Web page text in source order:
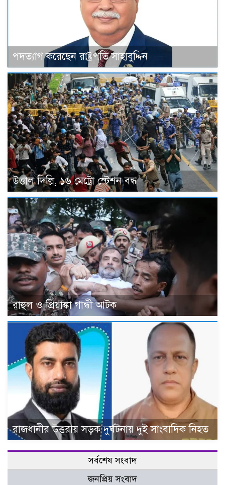
পদত্যাগ করেছেন রাষ্ট্রপতি সাহাবুদ্দিন
উত্তাল দিল্লি, ১৬ মেট্রো স্টেশন বন্ধ
রাহুল ও প্রিয়াঙ্কা গান্ধী আটক
রাজধানীর উত্তরায় সড়ক দুর্ঘটনায় দুই সাংবাদিক নিহত
সর্বশেষ সংবাদ
জনপ্রিয় সংবাদ